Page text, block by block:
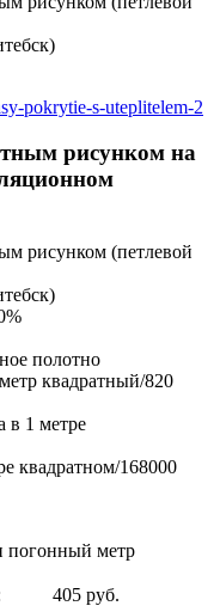
рисунком на
рисунком (петлевой
полотно
квадратный/820
в 1 метре
квадратном/168000
погонный метр
405 руб.